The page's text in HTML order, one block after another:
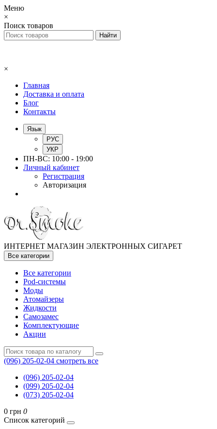
Меню
×
Поиск товаров
×
Главная
Доставка и оплата
Блог
Контакты
Язык
РУС
УКР
ПН-ВС: 10:00 - 19:00
Личный кабинет
Регистрация
Авторизация
ИНТЕРНЕТ МАГАЗИН ЭЛЕКТРОННЫХ СИГАРЕТ
Все категории
Все категории
Pod-системы
Моды
Атомайзеры
Жидкости
Самозамес
Комплектующие
Акции
(096) 205-02-04 смотреть все
(096) 205-02-04
(099) 205-02-04
(073) 205-02-04
0 грн 0
Список категорий